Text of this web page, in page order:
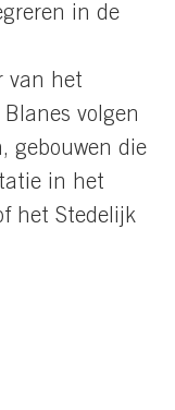
in de
van het
volgen
gebouwen die
in het
het Stedelijk